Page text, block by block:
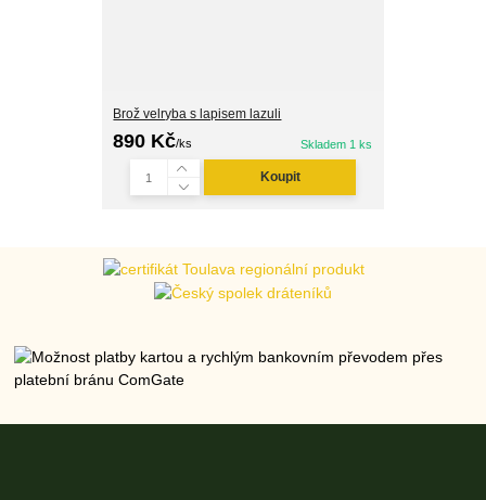
Brož velryba s lapisem lazuli
890 Kč/ks Skladem 1 ks
Koupit